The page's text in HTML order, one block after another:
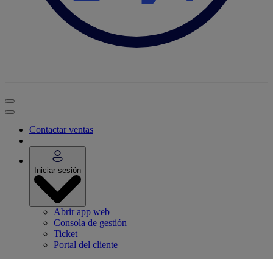
Contactar ventas
Iniciar sesión
Abrir app web
Consola de gestión
Ticket
Portal del cliente